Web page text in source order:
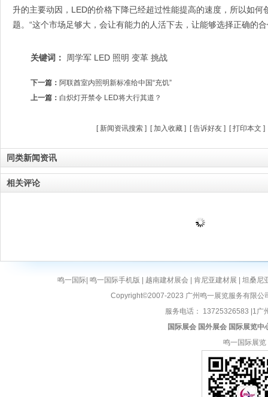
升的主要动因，LED的价格下降已经超过性能提高的速度，所以如何
题。“这个市场足够大，会让有能力的人活下去，让能够选择正确的
关键词： 周学军 LED 照明 变革 挑战
下一篇： 阿联酋室内照明新标准给中国“充饥”
上一篇： 白炽灯开禁令 LED将大行其道？
[ 新闻资讯搜索 ] [加入收藏 ] [告诉好友 ] [打印本文 ]
同类新闻资讯
相关评论
鸣一国际| 鸣一国际手机版 | 越南建材展会| 肯尼亚建材展 | 坦桑尼
Copyright©2007-2023 广州鸣一展览服务有限公
服务电话： 13725326583 |1广
国际展会 国外展会 国际展览中
鸣一国际展览